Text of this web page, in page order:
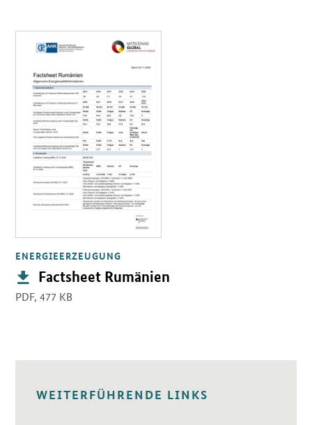
ENERGIEERZEUGUNG
Publikation:
Factsheet Rumänien
PDF, 477 KB
Öffnet PDF "Factsheet Rumänien" in neuem Fenster.
WEITERFÜHRENDE LINKS